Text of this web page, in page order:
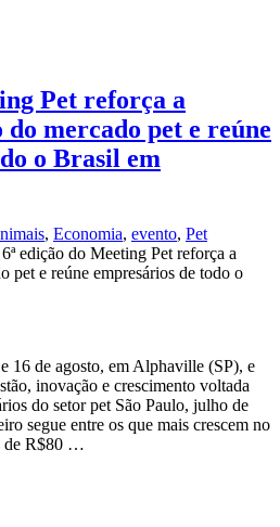
Pet reforça a
mercado pet e reúne
o Brasil em
, Economia, evento, Pet
edição do Meeting Pet reforça a
pet e reúne empresários de todo o
16 de agosto, em Alphaville (SP), e
inovação e crescimento voltada
do setor pet São Paulo, julho de
segue entre os que mais crescem no
de R$80 …